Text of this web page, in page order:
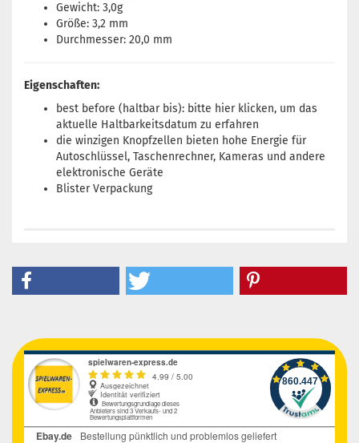
Gewicht: 3,0g
Größe: 3,2 mm
Durchmesser: 20,0 mm
Eigenschaften:
best before (haltbar bis): bitte hierklicken, um das
aktuelle Haltbarkeitsdatum zu erfahren
die winzigen Knopfzellen bieten hohe Energie für
Autoschlüssel, Taschenrechner, Kameras und andere
elektronische Geräte
Blister Verpackung